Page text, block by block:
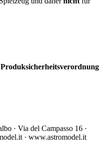
· Via del Campasso 16 ·
· www.astromodel.it